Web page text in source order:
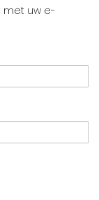
met uw e-